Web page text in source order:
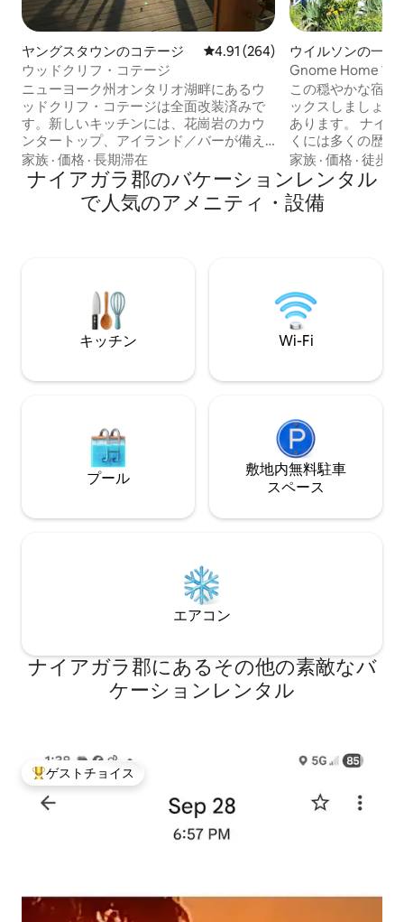
ヤングスタウンのコテージ レビュー264件、5つ星中4.91つ
4.91 (264)
ウッドクリフ・コテージ
ニューヨーク州オンタリオ湖畔にあるウ
ッドクリフ・コテージは全面改装済みで
す。新しいキッチンには、花崗岩のカウ
ンタートップ、アイランド／バーが備え
られ、壮大な景色を楽しめます。キッチ
ンからは、ガス暖炉を備えた広々とした
リビングルームにつながり、さらに多く
の窓からは新設のデッキとオンタリオ湖
イズのバスタブ付きシャワーを備えた浴
室2室。隣の「Shell Cottage」も貸し出し
ています。滝まで車で20分です。
家族 · 価格 · 長期滞在
ウイルソンの一軒
Gnome Home *湖
ージ
この穏やかな宿泊
ックスしましょう。 家はオンタリオ
あります。 ナイアガラの滝まで30分。 近
くには多くの歴
ます。2階に2ベッ
ドルームがあり、
ボート、カヤック
ーツアー、レストラ
い。 お客様のご宿泊を楽しみにしており
ます*レイクフロ
家族 ·価格 ·徒歩
ナイアガラ郡のバケーションレンタル
で人気のアメニティ・設備
キッチン Wi-Fi
プール
敷地内無料駐⁠車
ス⁠ペ⁠ー⁠ス
エアコン
ナイアガラ郡にあるその他の素敵なバ
ケーションレンタル
大好評のゲストチョイスです。
ゲストチョイス